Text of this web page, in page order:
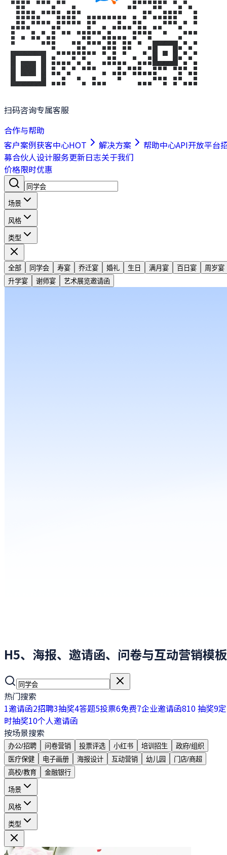
扫码咨询专属客服
合作与帮助
客户案例获客中心HOT 解决方案 帮助中心API开放平台
募合伙人设计服务更新日志关于我们
价格限时优惠
场景
风格
类型
全部 同学会 寿宴 乔迁宴 婚礼 生日 满月宴 百日宴
周岁宴
升学宴
谢师宴 艺术展览邀请函
H5、海报、邀请函、问卷与互动营销模板
热门搜索
1邀请函2招聘3抽奖4答题5投票6免费7企业邀请函810 抽奖9定
时抽奖10个人邀请函
按场景搜索
办公/招聘 问卷营销 投票评选 小红书 培训招生
政府/组织
医疗保健
电子画册 海报设计 互动营销 幼儿园
门店/商超
高校/教育
金融银行
场景
风格
类型